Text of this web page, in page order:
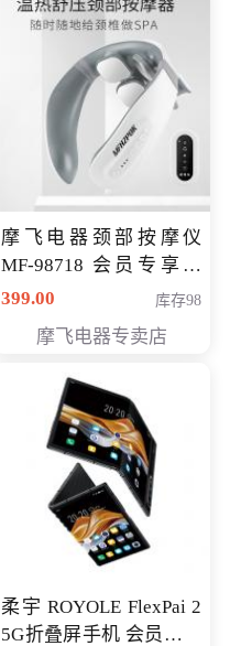
摩飞电器颈部按摩仪
MF-98718 会员专享价
299元
399.00 库存98
摩飞电器专卖店
柔宇 ROYOLE FlexPai 2
5G折叠屏手机 会员专享